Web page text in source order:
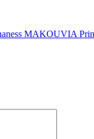
MAKOUVIA